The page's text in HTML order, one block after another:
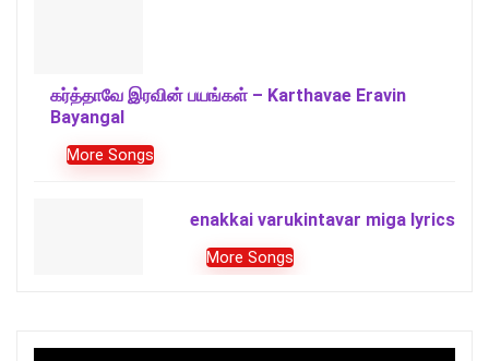
கர்த்தாவே இரவின் பயங்கள் – Karthavae Eravin
Bayangal
More Songs
enakkai varukintavar miga lyrics
More Songs